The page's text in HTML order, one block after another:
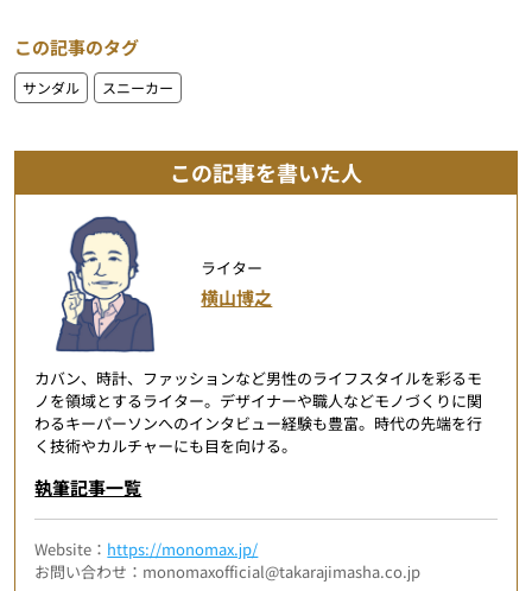
この記事のタグ
サンダル スニーカー
この記事を書いた人
ライター
横山博之
カバン、時計、ファッションなど男性のライフスタイルを彩るモ
ノを領域とするライター。デザイナーや職人などモノづくりに関
わるキーパーソンへのインタビュー経験も豊富。時代の先端を行
く技術やカルチャーにも目を向ける。
執筆記事一覧
Website： https://monomax.jp/
お問い合わせ：monomaxofficial@takarajimasha.co.jp